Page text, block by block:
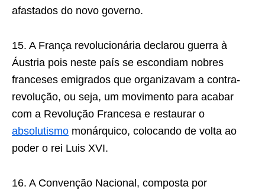
afastados do novo governo.
15. A França revolucionária declarou guerra à
Áustria pois neste país se escondiam nobres
franceses emigrados que organizavam a contra-
revolução, ou seja, um movimento para acabar
com a Revolução Francesa e restaurar o
absolutismo monárquico, colocando de volta ao
poder o rei Luis XVI.
16. A Convenção Nacional, composta por